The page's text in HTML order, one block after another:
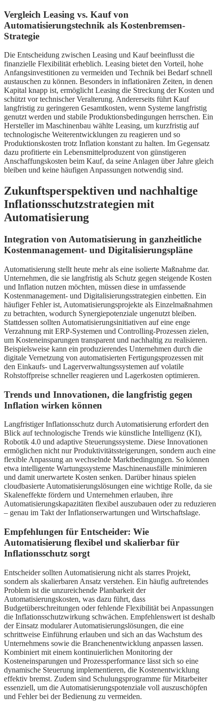
Vergleich Leasing vs. Kauf von
Automatisierungstechnik als Kostenbremsen-
Strategie
Die Entscheidung zwischen Leasing und Kauf beeinflusst die
finanzielle Flexibilität erheblich. Leasing bietet den Vorteil, hohe
Anfangsinvestitionen zu vermeiden und Technik bei Bedarf schnell
austauschen zu können. Besonders in inflationären Zeiten, in denen
Kapital knapp ist, ermöglicht Leasing die Streckung der Kosten und
schützt vor technischer Veralterung. Andererseits führt Kauf
langfristig zu geringeren Gesamtkosten, wenn Systeme langfristig
genutzt werden und stabile Produktionsbedingungen herrschen. Ein
Hersteller im Maschinenbau wählte Leasing, um kurzfristig auf
technologische Weiterentwicklungen zu reagieren und so
Produktionskosten trotz Inflation konstant zu halten. Im Gegensatz
dazu profitierte ein Lebensmittelproduzent von günstigeren
Anschaffungskosten beim Kauf, da seine Anlagen über Jahre gleich
bleiben und keine häufigen Anpassungen notwendig sind.
Zukunftsperspektiven und nachhaltige
Inflationsschutzstrategien mit
Automatisierung
Integration von Automatisierung in ganzheitliche
Kostenmanagement- und Digitalisierungspläne
Automatisierung stellt heute mehr als eine isolierte Maßnahme dar.
Unternehmen, die sie langfristig als Schutz gegen steigende Kosten
und Inflation nutzen möchten, müssen diese in umfassende
Kostenmanagement- und Digitalisierungsstrategien einbetten. Ein
häufiger Fehler ist, Automatisierungsprojekte als Einzelmaßnahmen
zu betrachten, wodurch Synergiepotenziale ungenutzt bleiben.
Stattdessen sollten Automatisierungsinitiativen auf eine enge
Verzahnung mit ERP-Systemen und Controlling-Prozessen zielen,
um Kosteneinsparungen transparent und nachhaltig zu realisieren.
Beispielsweise kann ein produzierendes Unternehmen durch die
digitale Vernetzung von automatisierten Fertigungsprozessen mit
den Einkaufs- und Lagerverwaltungssystemen auf volatile
Rohstoffpreise schneller reagieren und Lagerkosten optimieren.
Trends und Innovationen, die langfristig gegen
Inflation wirken können
Langfristiger Inflationsschutz durch Automatisierung erfordert den
Blick auf technologische Trends wie künstliche Intelligenz (KI),
Robotik 4.0 und adaptive Steuerungssysteme. Diese Innovationen
ermöglichen nicht nur Produktivitätssteigerungen, sondern auch eine
flexible Anpassung an wechselnde Marktbedingungen. So können
etwa intelligente Wartungssysteme Maschinenausfälle minimieren
und damit unerwartete Kosten senken. Darüber hinaus spielen
cloudbasierte Automatisierungslösungen eine wichtige Rolle, da sie
Skaleneffekte fördern und Unternehmen erlauben, ihre
Automatisierungskapazitäten flexibel auszubauen oder zu reduzieren
– genau im Takt der Inflationserwartungen und Wirtschaftslage.
Empfehlungen für Entscheider: Wie
Automatisierung flexibel und skalierbar für
Inflationsschutz sorgt
Entscheider sollten Automatisierung nicht als starres Projekt,
sondern als skalierbaren Ansatz verstehen. Ein häufig auftretendes
Problem ist die unzureichende Planbarkeit der
Automatisierungskosten, was dazu führt, dass
Budgetüberschreitungen oder fehlende Flexibilität bei Anpassungen
die Inflationsschutzwirkung schwächen. Empfehlenswert ist deshalb
der Einsatz modularer Automatisierungslösungen, die eine
schrittweise Einführung erlauben und sich an das Wachstum des
Unternehmens sowie die Branchenentwicklung anpassen lassen.
Kombiniert mit einem kontinuierlichen Monitoring der
Kosteneinsparungen und Prozessperformance lässt sich so eine
dynamische Steuerung implementieren, die Kostenentwicklung
effektiv bremst. Zudem sind Schulungsprogramme für Mitarbeiter
essenziell, um die Automatisierungspotenziale voll auszuschöpfen
und Fehler bei der Bedienung zu vermeiden.